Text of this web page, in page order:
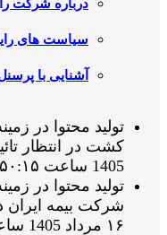
درباره شرکت
سیاست های
آشنایی با
تولید محتوا در
1405 ساعت ۰۳:۵۰:۱۵
تولید محتوا در
شرکت بیمه ایران
۱۶ مرداد 1405 ساعت ۰۲:۴۵:۱۰